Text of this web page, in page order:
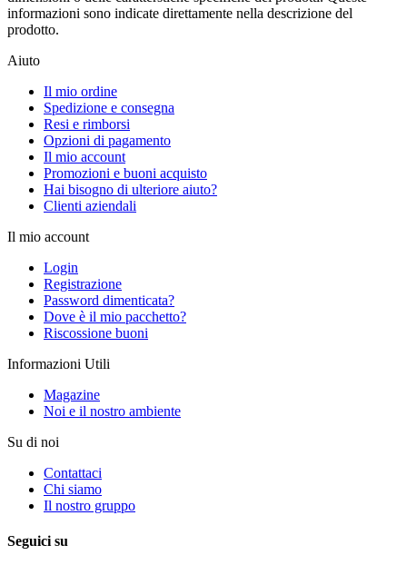
informazioni sono indicate direttamente nella descrizione del
prodotto.
Aiuto
Il mio ordine
Spedizione e consegna
Resi e rimborsi
Opzioni di pagamento
Il mio account
Promozioni e buoni acquisto
Hai bisogno di ulteriore aiuto?
Clienti aziendali
Il mio account
Login
Registrazione
Password dimenticata?
Dove è il mio pacchetto?
Riscossione buoni
Informazioni Utili
Magazine
Noi e il nostro ambiente
Su di noi
Contattaci
Chi siamo
Il nostro gruppo
Seguici su